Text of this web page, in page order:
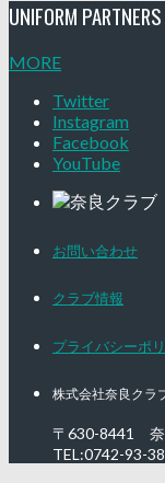
UNIFORM
MORE
Twitter
Instagram
Facebook
YouTube
お問い合わせ
クラブ情報
プライバシーポ
株式会社奈良ク
〒630-8441
TEL:0742-93-